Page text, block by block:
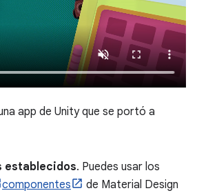
app de Unity que se portó a
establecidos. Puedes usar los
componentes
de Material Design